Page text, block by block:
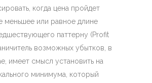
когда цена пройдет
меньшее или равное длине
паттерну (Profit
возможных убытков, в
имеет смысл установить на
минимума, который